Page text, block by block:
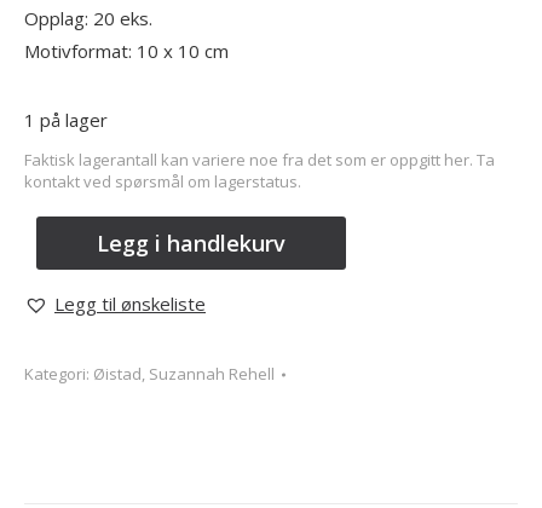
Opplag: 20 eks.
Motivformat: 10 x 10 cm
1 på lager
Faktisk lagerantall kan variere noe fra det som er oppgitt her. Ta
kontakt ved spørsmål om lagerstatus.
Legg i handlekurv
Legg til ønskeliste
Kategori: Øistad, Suzannah Rehell